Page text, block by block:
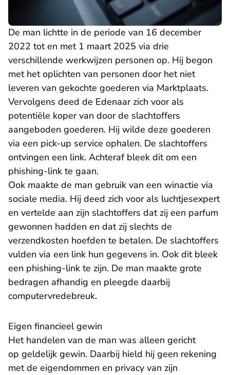
De man lichtte in de periode van 16 december
2022 tot en met 1 maart 2025 via drie
verschillende werkwijzen personen op. Hij begon
met het oplichten van personen door het niet
leveren van gekochte goederen via Marktplaats.
Vervolgens deed de Edenaar zich voor als
potentiële koper van door de slachtoffers
aangeboden goederen. Hij wilde deze goederen
via een pick-up service ophalen. De slachtoffers
ontvingen een link. Achteraf bleek dit om een
phishing-link te gaan.
Ook maakte de man gebruik van een winactie via
sociale media. Hij deed zich voor als luchtjesexpert
en vertelde aan zijn slachtoffers dat zij een parfum
gewonnen hadden en dat zij slechts de
verzendkosten hoefden te betalen. De slachtoffers
vulden via een link hun gegevens in. Ook dit bleek
een phishing-link te zijn. De man maakte grote
bedragen afhandig en pleegde daarbij
computervredebreuk.
Eigen financieel gewin
Het handelen van de man was alleen gericht
op geldelijk gewin. Daarbij hield hij geen rekening
met de eigendommen en privacy van zijn